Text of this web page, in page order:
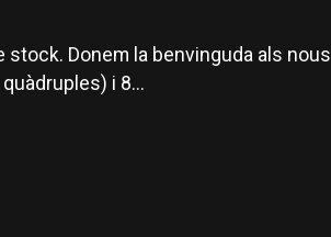
stock. Donem la benvinguda als
i 8...